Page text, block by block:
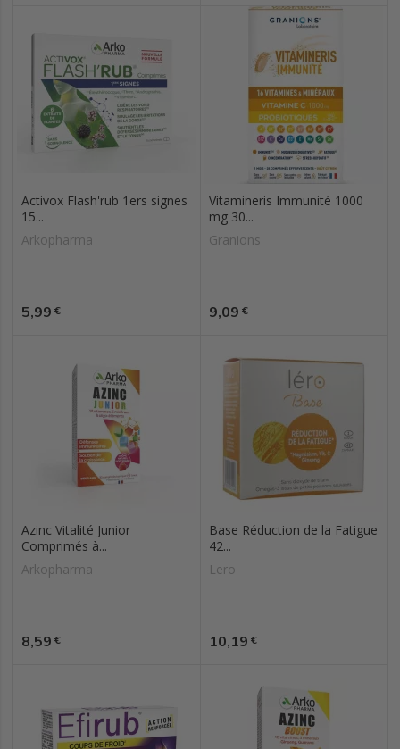
Activox Flash'rub 1ers signes
15...
Arkopharma
Prix
5,99 €
Vitamineris Immunité 1000
mg 30...
Granions
Prix
9,09 €
Azinc Vitalité Junior
Comprimés à...
Arkopharma
Prix
8,59 €
Base Réduction de la Fatigue
42...
Lero
Prix
10,19 €